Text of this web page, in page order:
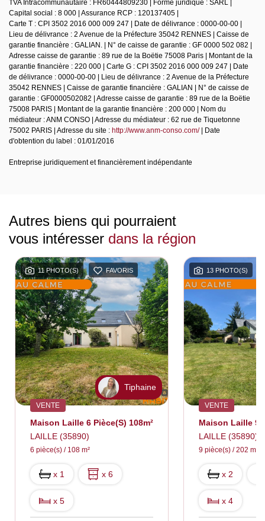
TVA Intracommunautaire : FR60444809230 | Forme juridique : SARL |
Capital social : 8 000 | Assurance RCP : 120137405 |
Carte T : CPI 3502 2016 000 009 247 | Date de délivrance : 0000-00-00 |
Lieu de délivrance : 2 Avenue de la Préfecture 35042 RENNES | Caisse de
garantie financière : GALIAN. | N° de caisse de garantie : GF 0000 502 082 |
Adresse caisse de garantie : 89 rue de la Boëtie 75008 Paris | Montant de la
garantie financière : 220 000 | Carte G : CPI 3502 2016 000 009 247 | Date
de délivrance : 0000-00-00 | Lieu de délivrance : 2 Avenue de la Préfecture
35042 RENNES | Caisse de garantie financière : GALIAN | N° de caisse de
garantie : GF0000502082 | Adresse caisse de garantie : 89 rue de la Boëtie
75008 PARIS | Montant de la garantie financière : 200 000 | Nom du
médiateur : ANM CONSO | Adresse du médiateur : 62 rue de Tiquetonne
75002 PARIS | Adresse du site : http://www.anm-conso.com/| Date
d'obtention du label : 01/01/2016
Entreprise juridiquement et financièrement indépendante
Autres biens qui pourraient
vous intéresser dans la région
11 PHOTO(S) FAVORIS
Tiphaine
Laille 6 Pièce(s) 108m²
(35890)
/ 108 m²
13 PHOTO(S) FAVORIS
VENTE
LAILLE (35890)
9 pièce(s) / 202 m²